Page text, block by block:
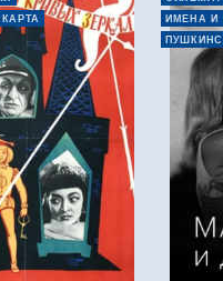
ИМЕНА И